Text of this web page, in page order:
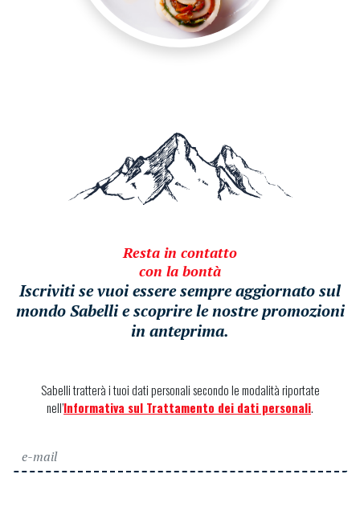
Resta in contatto
con la bontà
Iscriviti se vuoi essere sempre aggiornato sul
mondo Sabelli e scoprire le nostre promozioni
in anteprima.
Sabelli tratterà i tuoi dati personali secondo le modalità riportate
nell’Informativa sul Trattamento dei dati personali.